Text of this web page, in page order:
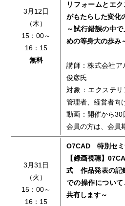
3月12日
（木）
15：00～
16：15
無料
リフォームとエク
がもたらした変化
～試行錯誤の中
めの等身大の歩み
講師：株式会社
俊彦氏
対象：エクステ
管理者、経営者向
動画：開催から
会員の方は、会員
3月31日
（火）
15：00～
16：15
O7CAD 特別セミ
【録画視聴】
式 作品発表の記
での操作につい
共有します～